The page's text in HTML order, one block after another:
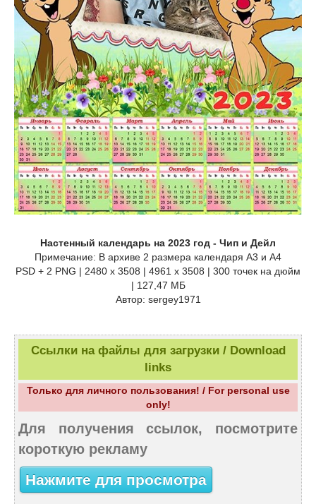
Настенный календарь на 2023 год - Чип и Дейл
Примечание: В архиве 2 размера календаря А3 и А4
PSD + 2 PNG | 2480 x 3508 | 4961 x 3508 | 300 точек на дюйм
| 127,47 МБ
Автор: sergey1971
Ссылки на файлы для загрузки / Download
links
Только для личного пользования! / For personal use
only!
Для получения ссылок, посмотрите
короткую рекламу
Нажмите для просмотра